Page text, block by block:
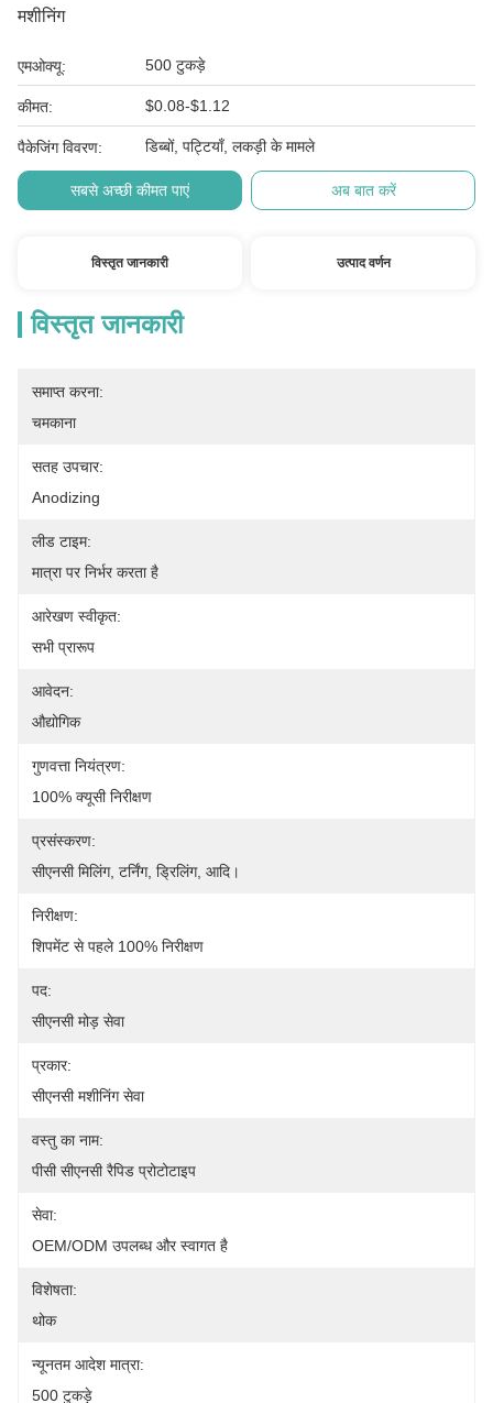
मशीनिंग
एमओक्यू: 500 टुकड़े
कीमत: $0.08-$1.12
पैकेजिंग विवरण: डिब्बों, पट्टियाँ, लकड़ी के मामले
सबसे अच्छी कीमत पाएं अब बात करें
विस्तृत जानकारी उत्पाद वर्णन
विस्तृत जानकारी
समाप्त करना:
चमकाना
सतह उपचार:
Anodizing
लीड टाइम:
मात्रा पर निर्भर करता है
आरेखण स्वीकृत:
सभी प्रारूप
आवेदन:
औद्योगिक
गुणवत्ता नियंत्रण:
100% क्यूसी निरीक्षण
प्रसंस्करण:
सीएनसी मिलिंग, टर्निंग, ड्रिलिंग, आदि।
निरीक्षण:
शिपमेंट से पहले 100% निरीक्षण
पद:
सीएनसी मोड़ सेवा
प्रकार:
सीएनसी मशीनिंग सेवा
वस्तु का नाम:
पीसी सीएनसी रैपिड प्रोटोटाइप
सेवा:
OEM/ODM उपलब्ध और स्वागत है
विशेषता:
थोक
न्यूनतम आदेश मात्रा:
500 टुकड़े